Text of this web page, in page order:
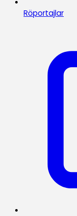
Röportajlar